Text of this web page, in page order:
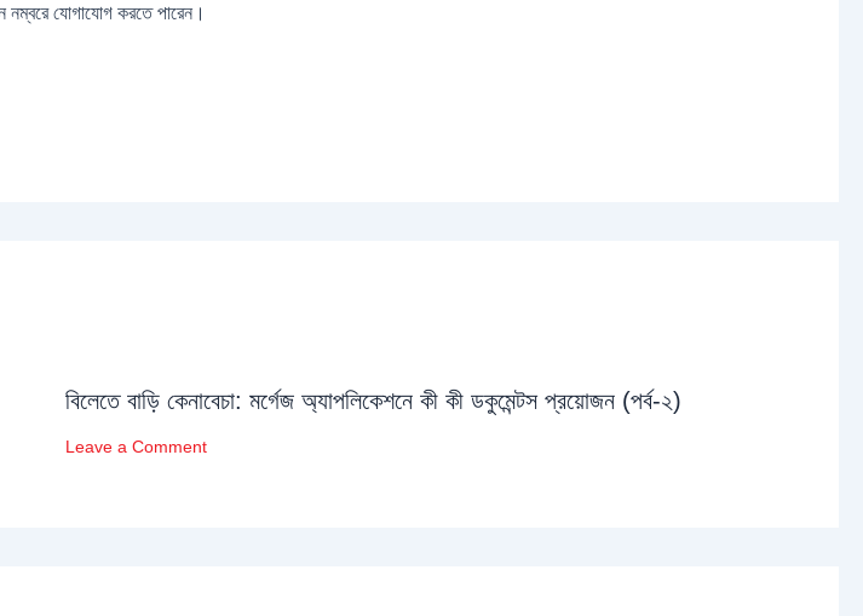
নম্বরে যোগাযোগ করতে পারেন।
বিলেতে বাড়ি কেনাবেচা: মর্গেজ অ্যাপলিকেশনে কী কী ডকুমেন্টস প্রয়োজন (পর্ব-২)
Leave a Comment